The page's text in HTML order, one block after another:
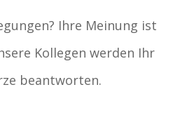
Ihre Meinung ist
Kollegen werden Ihr
beantworten.